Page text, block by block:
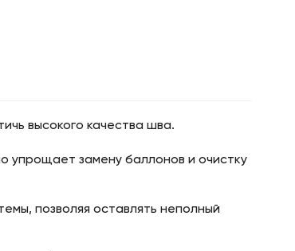
высокого качества шва.
упрощает замену баллонов и очистку
позволяя оставлять неполный